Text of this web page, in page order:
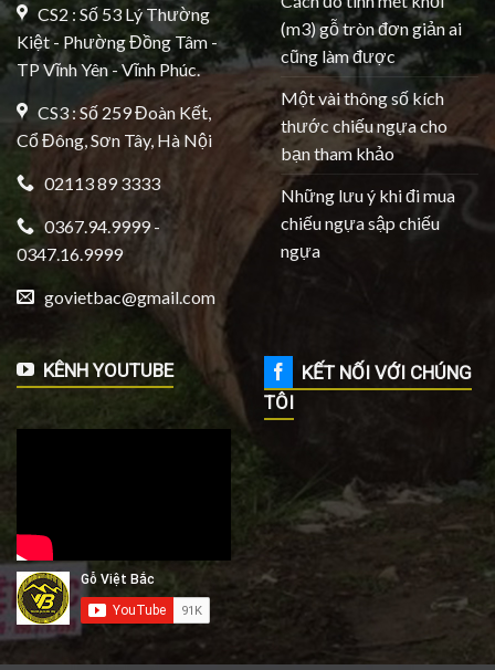
CS2 : Số 53 Lý Thường
Kiệt - Phường Đồng Tâm -
TP Vĩnh Yên - Vĩnh Phúc.
CS3 : Số 259 Đoàn Kết,
Cổ Đông, Sơn Tây, Hà Nội
02113 89 3333
0367.94.9999 -
0347.16.9999
govietbac@gmail.com
(m3) gỗ tròn đơn giản ai
cũng làm được
Một vài thông số kích
thước chiếu ngựa cho
bạn tham khảo
Những lưu ý khi đi mua
chiếu ngựa sập chiếu
ngựa
KÊNH YOUTUBE
KẾT NỐI VỚI CHÚNG
TÔI